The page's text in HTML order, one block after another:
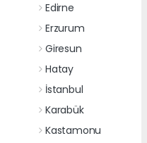
Edirne
Erzurum
Giresun
Hatay
İstanbul
Karabük
Kastamonu